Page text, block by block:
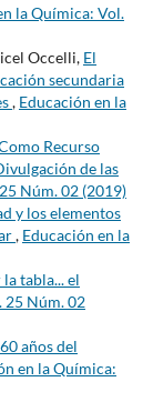
la Química: Vol.
Occelli, El
secundaria
, Educación en la
Recurso
de las
Núm. 02 (2019)
y los elementos
, Educación en la
tabla... el
25 Núm. 02
años del
en la Química: